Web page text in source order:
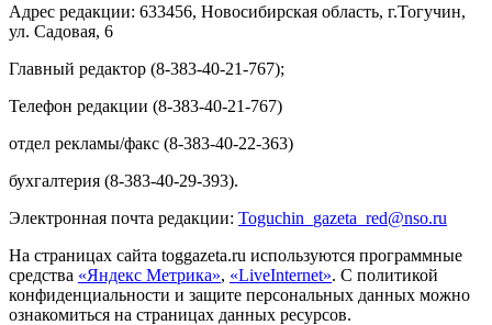
Адрес редакции: 633456, Новосибирская область, г.Тогучин,
ул. Садовая, 6
Главный редактор (8-383-40-21-767);
Телефон редакции (8-383-40-21-767)
отдел рекламы/факс (8-383-40-22-363)
бухгалтерия (8-383-40-29-393).
Электронная почта редакции: Toguchin gazeta red@nso.ru
На страницах сайта toggazeta.ru используются программные
средства «Яндекс Метрика», «LiveInternet». С политикой
конфиденциальности и защите персональных данных можно
ознакомиться на страницах данных ресурсов.